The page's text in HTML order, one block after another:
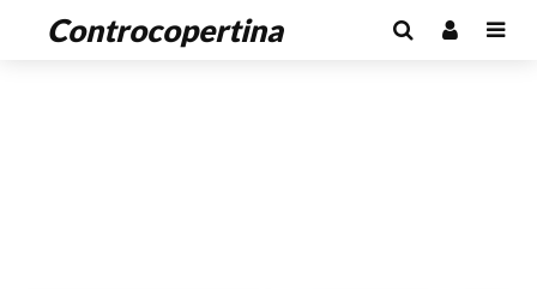
Controcopertina